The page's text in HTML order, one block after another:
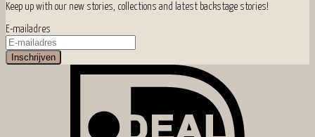
Keep up with our new stories, collections and latest backstage stories!
E-mailadres